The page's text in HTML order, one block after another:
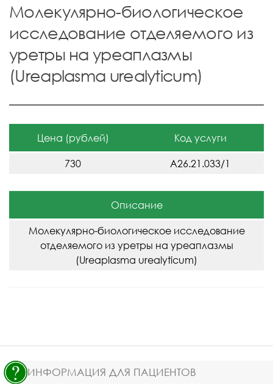
Молекулярно-биологическое
исследование отделяемого из
уретры на уреаплазмы
(Ureaplasma urealyticum)
Цена (рублей) Код услуги
730 A26.21.033/1
Описание
Молекулярно-биологическое исследование
отделяемого из уретры на уреаплазмы
(Ureaplasma urealyticum)
ИНФОРМАЦИЯ ДЛЯ ПАЦИЕНТОВ